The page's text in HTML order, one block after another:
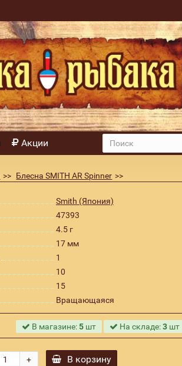
Акции
Блесна SMITH AR Spinner
Smith (Япония)
47393
4.5 г
17 мм
1
10
15
Вращающаяся
В магазине:5 шт На складе:3 шт
+ В корзину